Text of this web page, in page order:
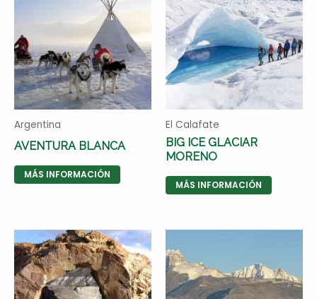
Argentina
AVENTURA BLANCA
MÁS INFORMACIÓN
El Calafate
BIG ICE GLACIAR
MORENO
MÁS INFORMACIÓN